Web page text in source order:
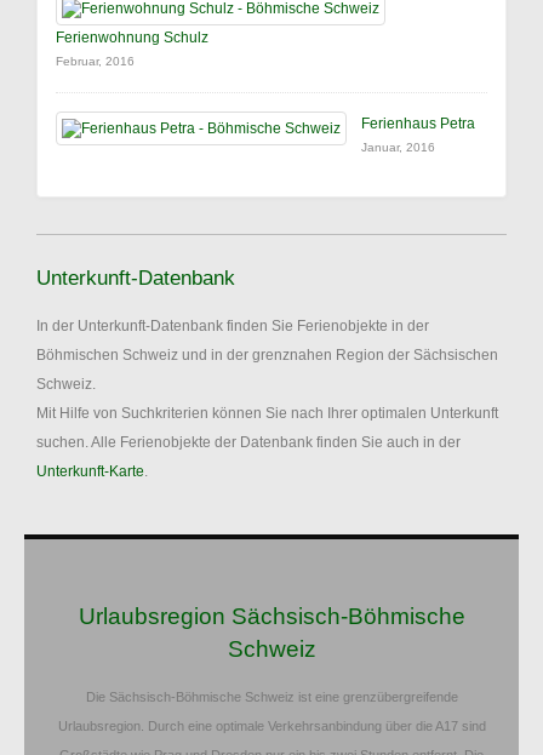
Ferienwohnung Schulz
Februar, 2016
Ferienhaus Petra
Januar, 2016
Unterkunft-Datenbank
In der Unterkunft-Datenbank finden Sie Ferienobjekte in der
Böhmischen Schweiz und in der grenznahen Region der Sächsischen
Schweiz.
Mit Hilfe von Suchkriterien können Sie nach Ihrer optimalen Unterkunft
suchen. Alle Ferienobjekte der Datenbank finden Sie auch in der
Unterkunft-Karte.
Urlaubsregion Sächsisch-Böhmische
Schweiz
Die Sächsisch-Böhmische Schweiz ist eine grenzübergreifende
Urlaubsregion. Durch eine optimale Verkehrsanbindung über die A17 sind